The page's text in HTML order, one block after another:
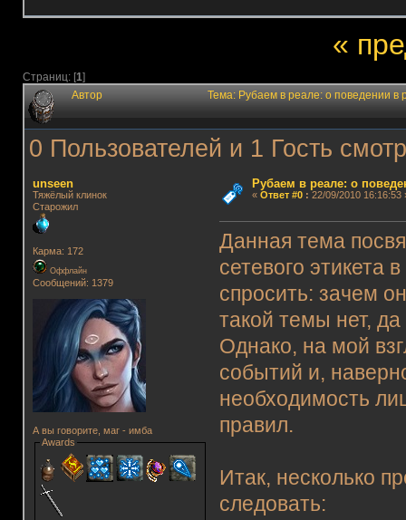
«
Страниц: [1]
Автор Тема: Рубаем в реале: о поведении
0 Пользователей и 1 Гость
unseen
Тяжёлый клинок
Старожил
Карма: 172
Оффлайн
Сообщений: 1379
А вы говорите, маг - имба
Awards
Рубаем в реале: о
« Ответ #0: 22/09/2010 16:16:53
Данная тема
сетевого этикета
спросить: зачем
такой темы нет,
Однако, на мой
событий и,
необходимость
правил.
Итак, несколько
следовать: